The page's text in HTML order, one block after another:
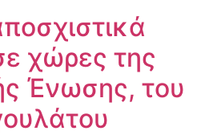
χώρες της
Ένωσης, του